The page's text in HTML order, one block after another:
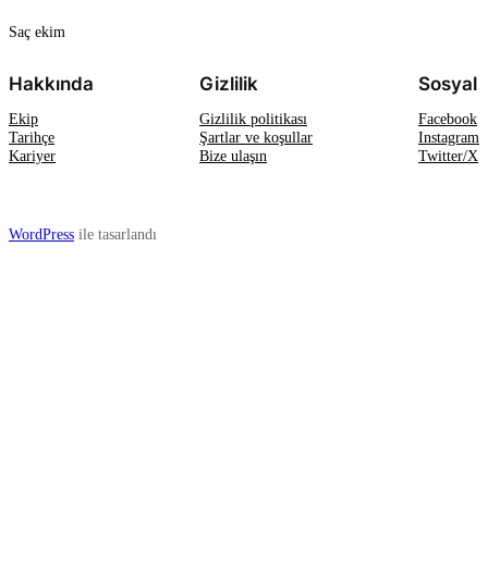
Saç ekim
Hakkında
Ekip
Tarihçe
Kariyer
Gizlilik
Gizlilik politikası
Şartlar ve koşullar
Bize ulaşın
Sosyal
Facebook
Instagram
Twitter/X
WordPress ile tasarlandı